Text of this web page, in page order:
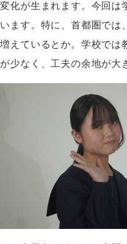
化が生まれます。今回は
ます。特に、首都圏で
えているとか。学校で
少なく、工夫の余地が大